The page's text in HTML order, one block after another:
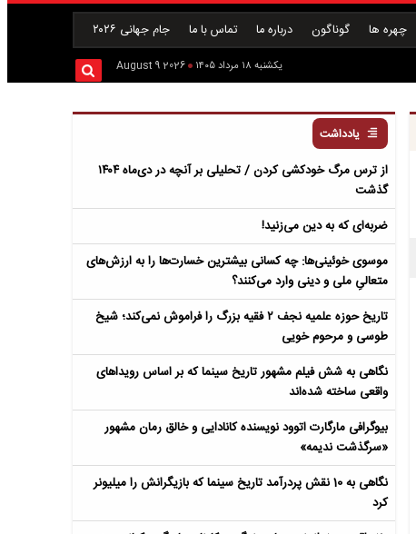
چهره ها گوناگون درباره ما تماس با ما جام جهانی ۲۰۲۶
یکشنبه ۱۸ مرداد ۱۴۰۵ 2026 August 9
یادداشت
از ترس مرگ خودکشی کردن / تحلیلی بر آنچه در دی‌ماه ۱۴۰۴
گذشت
ضربه‌ای که به دین می‌زنید!
موسوی خوئینی‌ها: چه کسانی بیشترین خسارت‌ها را به ارزش‌های
متعالیِ ملی و دینی وارد می‌کنند؟
تاریخ حوزه علمیه نجف ۲ فقیه بزرگ را فراموش نمی‌کند؛ شیخ
طوسی و مرحوم خویی
نگاهی به شش فیلم مشهور تاریخ سینما که بر اساس رویداهای
واقعی ساخته شده‌اند
بیوگرافی مارگارت اتوود نویسنده کانادایی و خالق رمان مشهور
«سرگذشت ندیمه»
نگاهی به 10 نقش پردرآمد تاریخ سینما که بازیگرانش را میلیونر
کرد